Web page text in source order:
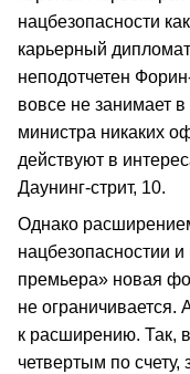
нацбезопасности
карьерный
неподотчетен
вовсе не занимает
министра никаких
действуют в
Даунинг-стрит, 10.
Однако
нацбезопасностии
премьера» новая
не
к расширению. Так,
четвертым по